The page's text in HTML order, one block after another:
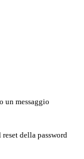
un messaggio
della password